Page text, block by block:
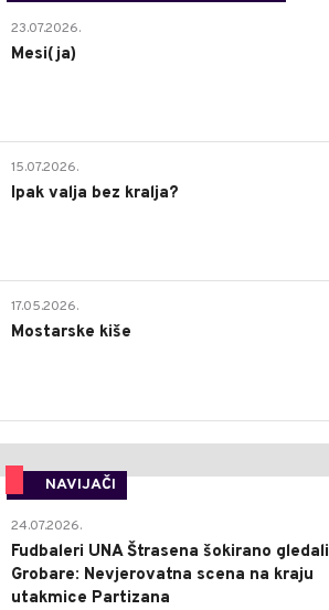
23.07.2026.
Mesi(ja)
15.07.2026.
Ipak valja bez kralja?
17.05.2026.
Mostarske kiše
NAVIJAČI
24.07.2026.
Fudbaleri UNA Štrasena šokirano gledali
Grobare: Nevjerovatna scena na kraju
utakmice Partizana